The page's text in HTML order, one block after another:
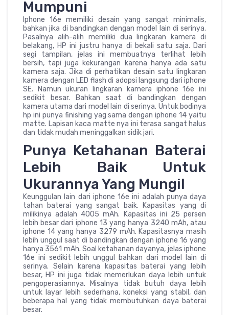
Mumpuni
Iphone 16e memiliki desain yang sangat minimalis,
bahkan jika di bandingkan dengan model lain di serinya.
Pasalnya alih-alih memiliki dua lingkaran kamera di
belakang, HP ini justru hanya di bekali satu saja. Dari
segi tampilan, jelas ini membuatnya terlihat lebih
bersih, tapi juga kekurangan karena hanya ada satu
kamera saja. Jika di perhatikan desain satu lingkaran
kamera dengan LED flash di adopsi langsung dari iphone
SE. Namun ukuran lingkaran kamera iphone 16e ini
sedikit besar. Bahkan saat di bandingkan dengan
kamera utama dari model lain di serinya. Untuk bodinya
hp ini punya finishing yag sama dengan iphone 14 yaitu
matte. Lapisan kaca matte nya ini terasa sangat halus
dan tidak mudah meninggalkan sidik jari.
Punya Ketahanan Baterai
Lebih Baik Untuk
Ukurannya Yang Mungil
Keunggulan lain dari iphone 16e ini adalah punya daya
tahan baterai yang sangat baik. Kapasitas yang di
milikinya adalah 4005 mAh. Kapasitas ini 25 persen
lebih besar dari iphone 13 yang hanya 3240 mAh, atau
iphone 14 yang hanya 3279 mAh. Kapasitasnya masih
lebih unggul saat di bandingkan dengan iphone 16 yang
hanya 3561 mAh. Soal ketahanan dayanya, jelas iphone
16e ini sedikit lebih unggul bahkan dari model lain di
serinya. Selain karena kapasitas baterai yang lebih
besar, HP ini juga tidak memerlukan daya lebih untuk
pengoperasiannya. Misalnya tidak butuh daya lebih
untuk layar lebih sederhana, koneksi yang stabil, dan
beberapa hal yang tidak membutuhkan daya baterai
besar.